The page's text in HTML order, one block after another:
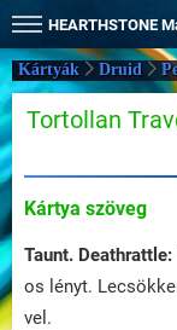
HEARTHSTONE
Kártyák Druid
Tortollan
Kártya szöveg
Taunt. Deathrattle:
os lényt.
vel.